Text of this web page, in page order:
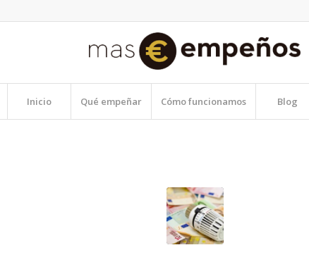
Inicio Qué empeñar Cómo funcionamos Blog